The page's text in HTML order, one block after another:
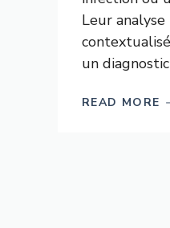
Leur
un
READ MORE